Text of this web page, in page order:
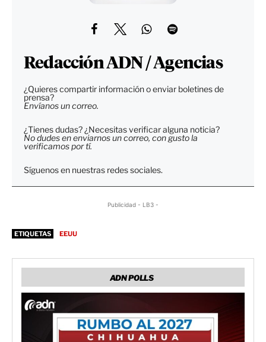
Redacción ADN / Agencias
¿Quieres compartir información o enviar boletines de
prensa?
Envíanos un correo.
¿Tienes dudas? ¿Necesitas verificar alguna noticia?
No dudes en enviarnos un correo, con gusto la
verificamos por tí.
Síguenos en nuestras redes sociales.
Publicidad - LB3 -
ETIQUETAS EEUU
ADN POLLS